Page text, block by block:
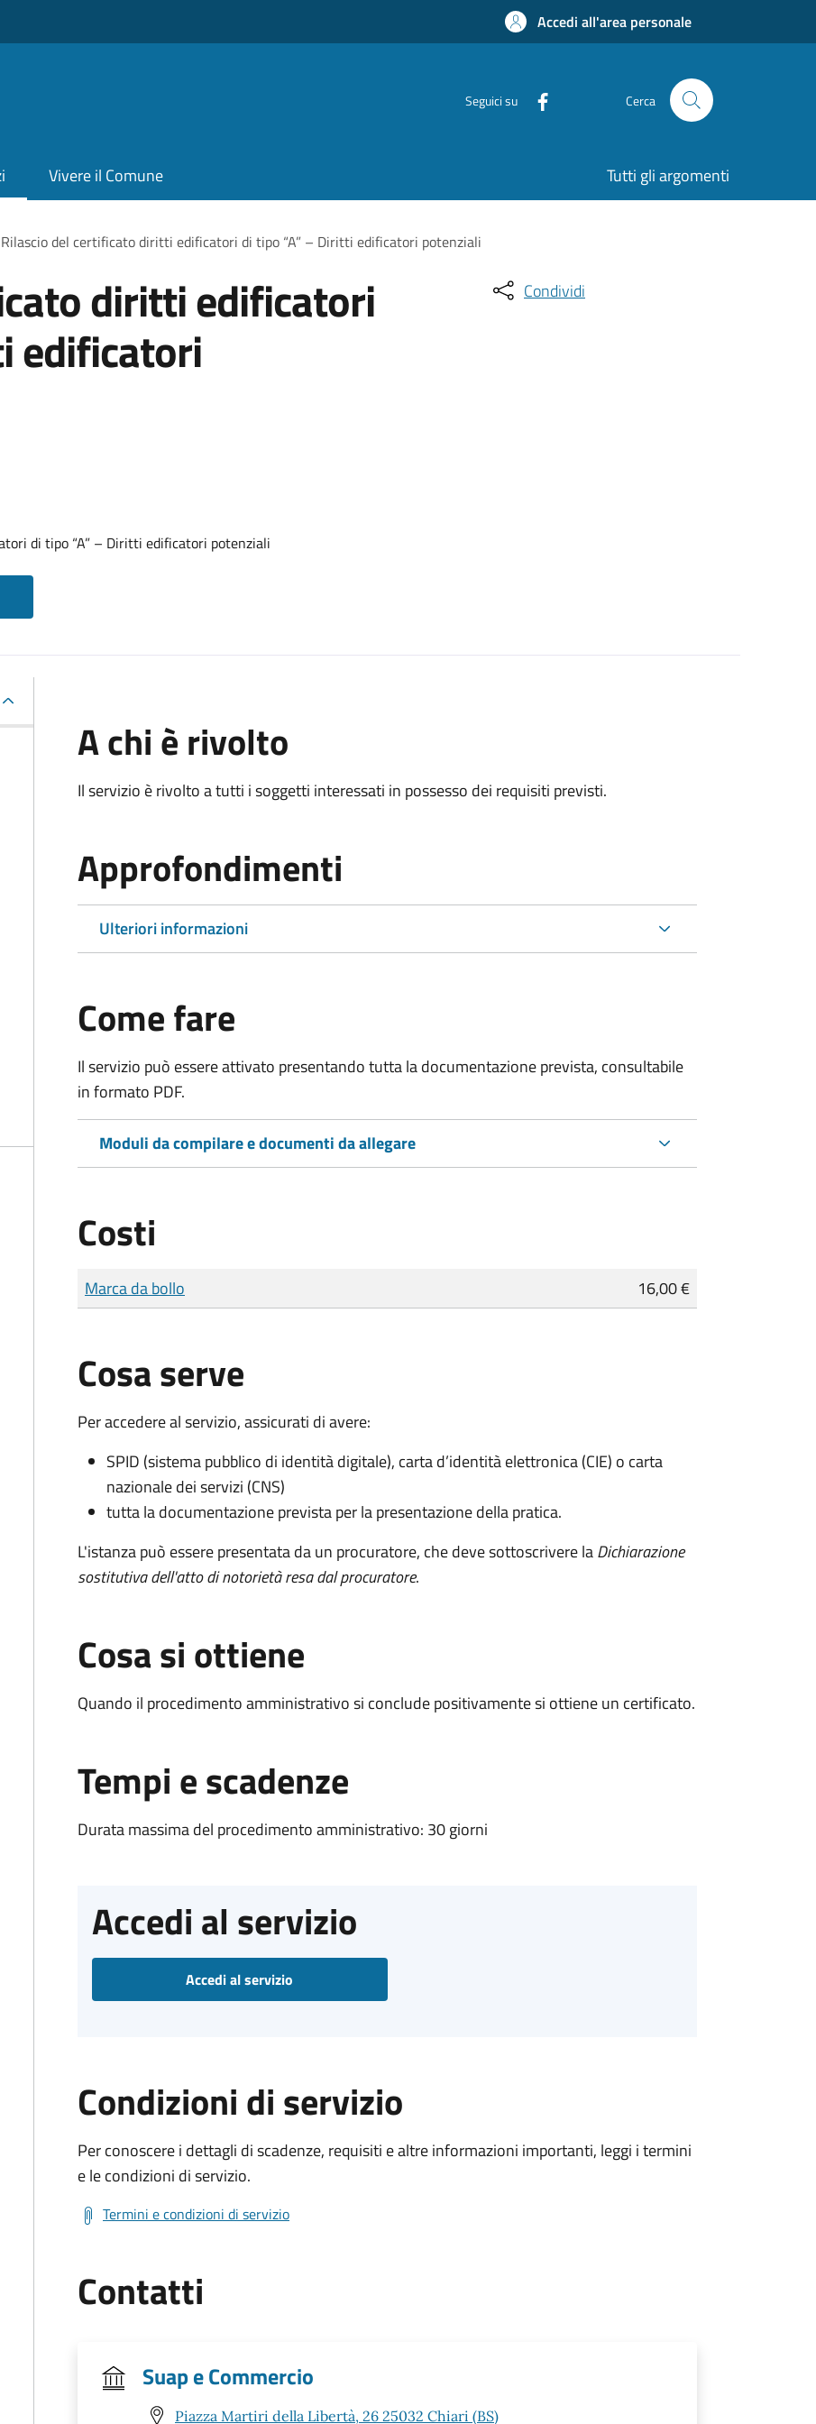
Accedi all'area personale
Seguici su Cerca
Vivere il Comune Tutti gli argomenti
Rilascio del certificato diritti edificatori di tipo “A” – Diritti edificatori potenziali
diritti edificatori
edificatori
di tipo “A” – Diritti edificatori potenziali
Condividi
A chi è rivolto
Il servizio è rivolto a tutti i soggetti interessati in possesso dei requisiti previsti.
Approfondimenti
Ulteriori informazioni
Come fare
Il servizio può essere attivato presentando tutta la documentazione prevista, consultabile
in formato PDF.
Moduli da compilare e documenti da allegare
Costi
Tipo di pagamento
Importo
Marca da bollo 16,00 €
Cosa serve
Per accedere al servizio, assicurati di avere:
SPID (sistema pubblico di identità digitale), carta d’identità elettronica (CIE) o carta
nazionale dei servizi (CNS)
tutta la documentazione prevista per la presentazione della pratica.
L'istanza può essere presentata da un procuratore, che deve sottoscrivere laDichiarazione
sostitutiva dell'atto di notorietà resa dal procuratore.
Cosa si ottiene
Quando il procedimento amministrativo si conclude positivamente si ottiene un certificato.
Tempi e scadenze
Durata massima del procedimento amministrativo: 30 giorni
Accedi al servizio
Accedi al servizio
Condizioni di servizio
Per conoscere i dettagli di scadenze, requisiti e altre informazioni importanti, leggi i termini
e le condizioni di servizio.
Termini e condizioni di servizio
Contatti
Suap e Commercio
Piazza Martiri della Libertà, 26 25032 Chiari (BS)